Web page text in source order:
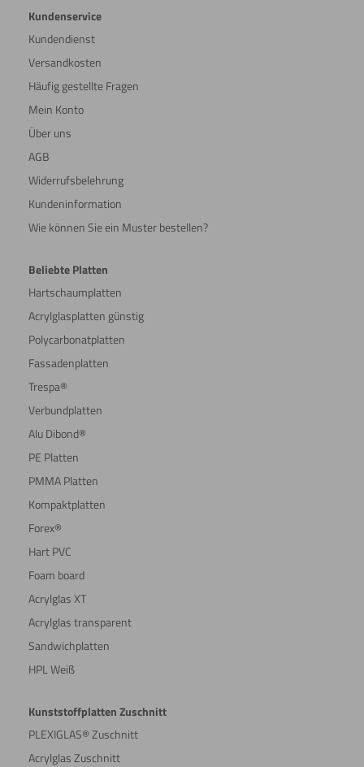
Kundenservice
Kundendienst
Versandkosten
Häufig gestellte Fragen
Mein Konto
Über uns
AGB
Widerrufsbelehrung
Kundeninformation
Wie können Sie ein Muster bestellen?
Beliebte Platten
Hartschaumplatten
Acrylglasplatten günstig
Polycarbonatplatten
Fassadenplatten
Trespa®
Verbundplatten
Alu Dibond®
PE Platten
PMMA Platten
Kompaktplatten
Forex®
Hart PVC
Foam board
Acrylglas XT
Acrylglas transparent
Sandwichplatten
HPL Weiß
Kunststoffplatten Zuschnitt
PLEXIGLAS® Zuschnitt
Acrylglas Zuschnitt